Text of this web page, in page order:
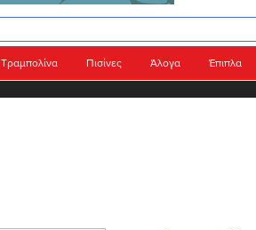
Τραμπολίνα Πισίνες Άλογα Έπιπλα